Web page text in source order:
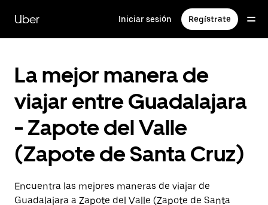
contenido
principal
Uber Iniciar sesión Regístrate
La mejor manera de
viajar entre Guadalajara
- Zapote del Valle
(Zapote de Santa Cruz)
Encuentra las mejores maneras de viajar de
Guadalajara a Zapote del Valle (Zapote de Santa